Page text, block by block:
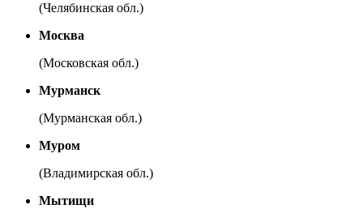
(Челябинская обл.)
Москва
(Московская обл.)
Мурманск
(Мурманская обл.)
Муром
(Владимирская обл.)
Мытищи